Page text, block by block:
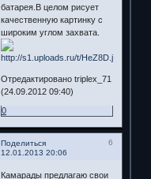
батарея.В целом рисует
качественную картинку с
широким углом захвата.
Отредактировано triplex_71
(24.09.2012 09:40)
0
Поделиться
6
12.01.2013 20:06
Камарады предлагаю свои